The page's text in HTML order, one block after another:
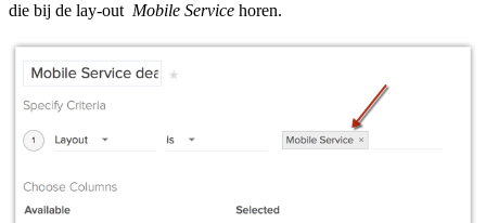
die bij de lay-out Mobile Service horen.